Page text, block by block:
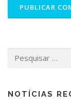
NOTÍCIAS